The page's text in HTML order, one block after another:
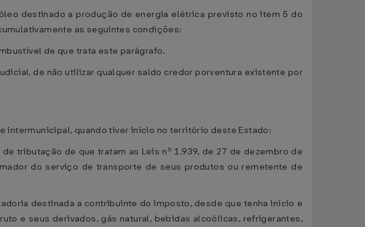
destinado a produção de energia elétrica previsto no item 5 do
as seguintes condições:
de que trata este parágrafo.
de não utilizar qualquer saldo credor porventura existente por
quando tiver início no território deste Estado:
tributação de que tratam as Leis nº 1.939, de 27 de dezembro de
do serviço de transporte de seus produtos ou remetente de
destinada a contribuinte do imposto, desde que tenha início e
e seus derivados, gás natural, bebidas alcoólicas, refrigerantes,